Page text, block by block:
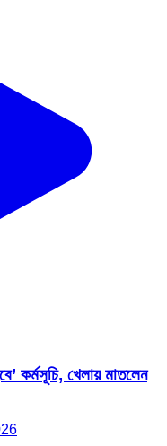
কর্মসূচি, খেলায় মাতলেন